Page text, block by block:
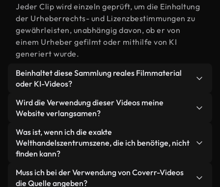
Jeder Clip wird einzeln geprüft, um die Einhaltung
der Urheberrechts- und Lizenzbestimmungen zu
gewährleisten, unabhängig davon, ob er von
einem Urheber gefilmt oder mithilfe von KI
generiert wurde.
Beinhaltet diese Sammlung reales Filmmaterial
oder KI-Videos?
Beides. Es handelt sich um eine Hybridbibliothek
aus realen, von Menschen aufgenommenen
und KI-generierten Videos. Jedes Video ist
eindeutig beschriftet, sodass Sie immer wissen,
was Sie verwenden.
Wird die Verwendung dieser Videos meine
Website verlangsamen?
Nicht, wenn Sie unsere optimierten Versionen
wählen. Wir bieten schlanke, webfähige Formate,
die für die Hintergrundverarbeitung entwickelt
gleichzeitig die Ladezeiten minimiert und
Was ist, wenn ich die exakte
Welthandelszentrumszene, die ich benötige, nicht
finden kann?
Mit Coverr AI Studio erstellen Sie im
Handumdrehen ein solches Video. Beschreiben Sie
Muss ich bei der Verwendung von Coverr-Videos
die Quelle angeben?